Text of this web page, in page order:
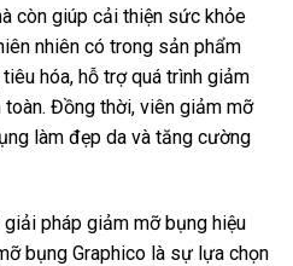
còn giúp cải thiện sức khỏe
nhiên có trong sản phẩm
hóa, hỗ trợ quá trình giảm
Đồng thời, viên giảm mỡ
làm đẹp da và tăng cường
pháp giảm mỡ bụng hiệu
bụng Graphico là sự lựa chọn